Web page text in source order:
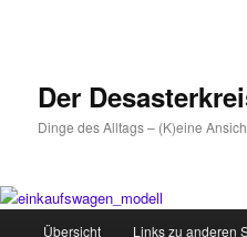
Der
Dinge des Alltags – (K)eine
HauptmenüÜbersicht Links zu anderen